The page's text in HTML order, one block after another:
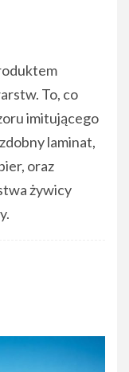
To, co
imitującego
laminat,
oraz
żywicy